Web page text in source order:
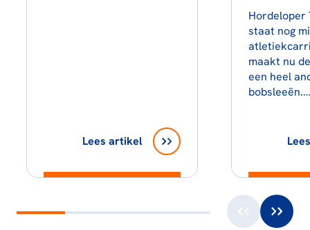
Lees artikel
Hordeloper
staat nog
maakt nu
een heel
bobsleeën.…